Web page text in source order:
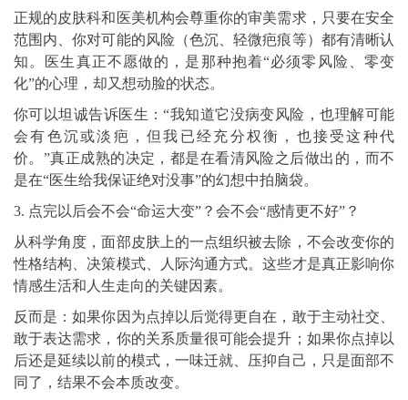
正规的皮肤科和医美机构会尊重你的审美需求，只要在安全
范围内、你对可能的风险（色沉、轻微疤痕等）都有清晰认
知。医生真正不愿做的，是那种抱着“必须零风险、零变
化”的心理，却又想动脸的状态。
你可以坦诚告诉医生：“我知道它没病变风险，也理解可能
会有色沉或淡疤，但我已经充分权衡，也接受这种代
价。”真正成熟的决定，都是在看清风险之后做出的，而不
是在“医生给我保证绝对没事”的幻想中拍脑袋。
3. 点完以后会不会“命运大变”？会不会“感情更不好”？
从科学角度，面部皮肤上的一点组织被去除，不会改变你的
性格结构、决策模式、人际沟通方式。这些才是真正影响你
情感生活和人生走向的关键因素。
反而是：如果你因为点掉以后觉得更自在，敢于主动社交、
敢于表达需求，你的关系质量很可能会提升；如果你点掉以
后还是延续以前的模式，一味迁就、压抑自己，只是面部不
同了，结果不会本质改变。